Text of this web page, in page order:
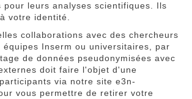
pour leurs analyses scientifiques. Ils
votre identité.
collaborations avec des chercheurs
équipes Inserm ou universitaires, par
de données pseudonymisées avec
doit faire l'objet d'une
via notre site e3n-
vous permettre de retirer votre